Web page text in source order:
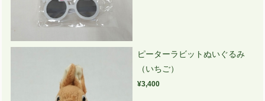
ピーターラビットぬいぐるみ
（いちご）
¥3,400